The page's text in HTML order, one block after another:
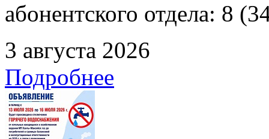
абонентского отдела: 8
3 августа 2026
Подробнее